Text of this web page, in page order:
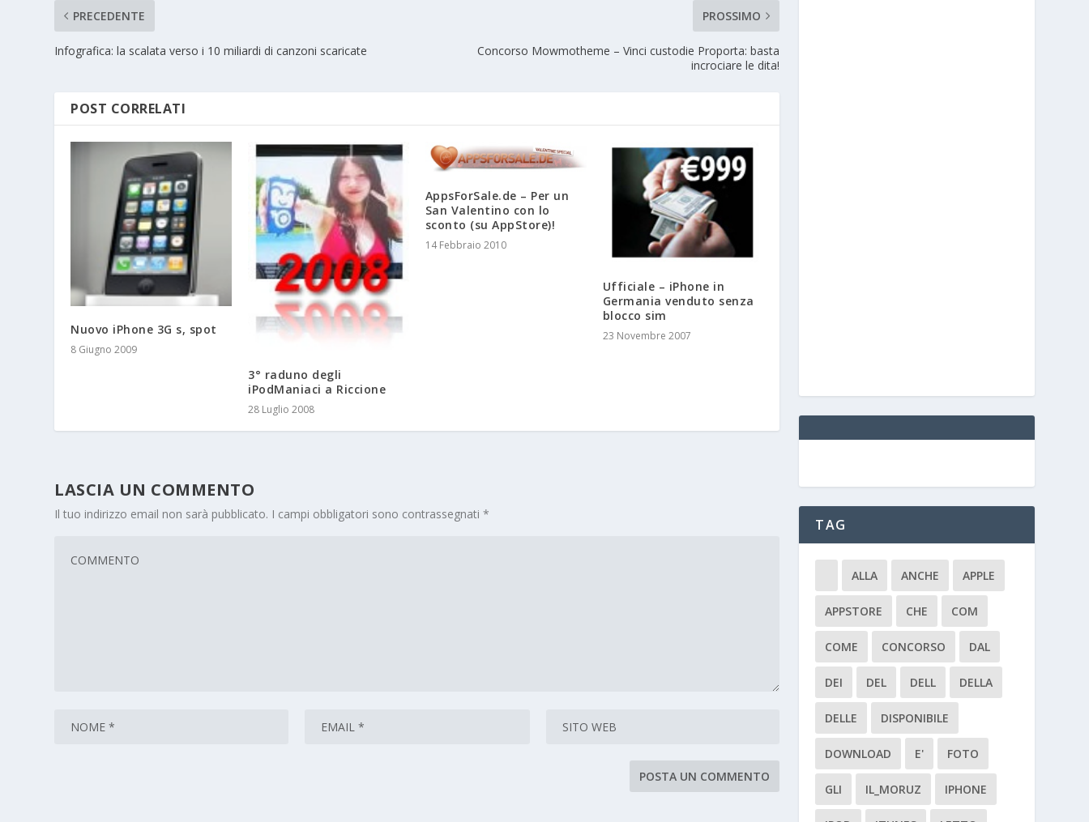
PRECEDENTE
Infografica: la scalata verso i 10 miliardi di canzoni scaricate
PROSSIMO
Concorso Mowmotheme – Vinci custodie Proporta: basta
incrociare le dita!
POST CORRELATI
Nuovo iPhone 3G s, spot
8 Giugno 2009
3° raduno degli
iPodManiaci a Riccione
28 Luglio 2008
AppsForSale.de – Per un
San Valentino con lo
sconto (su AppStore)!
14 Febbraio 2010
Ufficiale – iPhone in
Germania venduto senza
blocco sim
23 Novembre 2007
LASCIA UN COMMENTO
Il tuo indirizzo email non sarà pubblicato. I campi obbligatori sono contrassegnati*
TAG
ALLA ANCHE APPLE
APPSTORE CHE COM
COME CONCORSO DAL
DEI DEL DELL DELLA
DELLE DISPONIBILE
DOWNLOAD E' FOTO
GLI IL_MORUZ IPHONE